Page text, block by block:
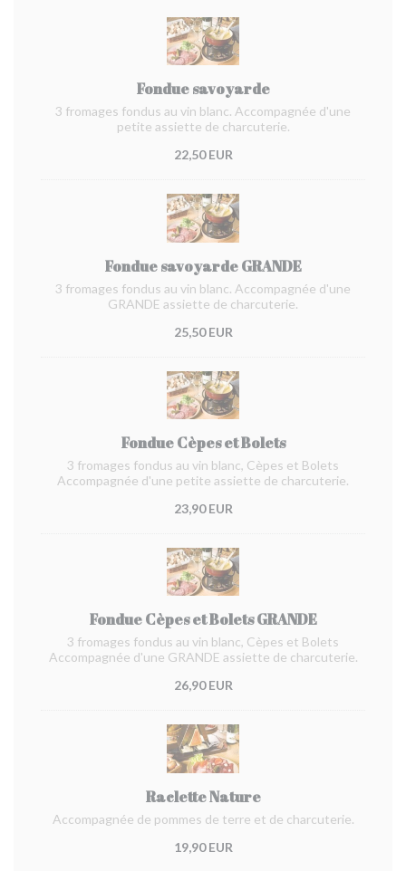
Fondue savoyarde
3 fromages fondus au vin blanc. Accompagnée d'une
petite assiette de charcuterie.
22,50 EUR
Fondue savoyarde GRANDE
3 fromages fondus au vin blanc. Accompagnée d'une
GRANDE assiette de charcuterie.
25,50 EUR
Fondue Cèpes et Bolets
3 fromages fondus au vin blanc, Cèpes et Bolets
Accompagnée d'une petite assiette de charcuterie.
23,90 EUR
Fondue Cèpes et Bolets GRANDE
3 fromages fondus au vin blanc, Cèpes et Bolets
Accompagnée d'une GRANDE assiette de charcuterie.
26,90 EUR
Raclette Nature
Accompagnée de pommes de terre et de charcuterie.
19,90 EUR